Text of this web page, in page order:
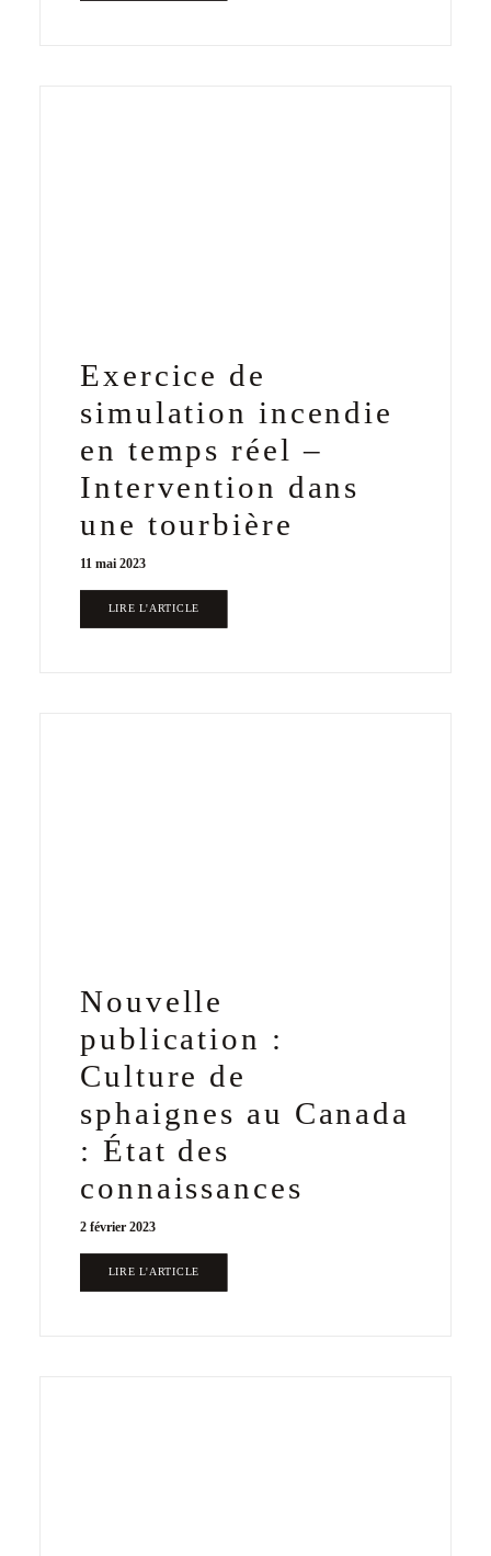
Exercice de
simulation incendie
en temps réel –
Intervention dans
une tourbière
11 mai 2023
LIRE L'ARTICLE
Nouvelle
publication :
Culture de
sphaignes au Canada
: État des
connaissances
2 février 2023
LIRE L'ARTICLE